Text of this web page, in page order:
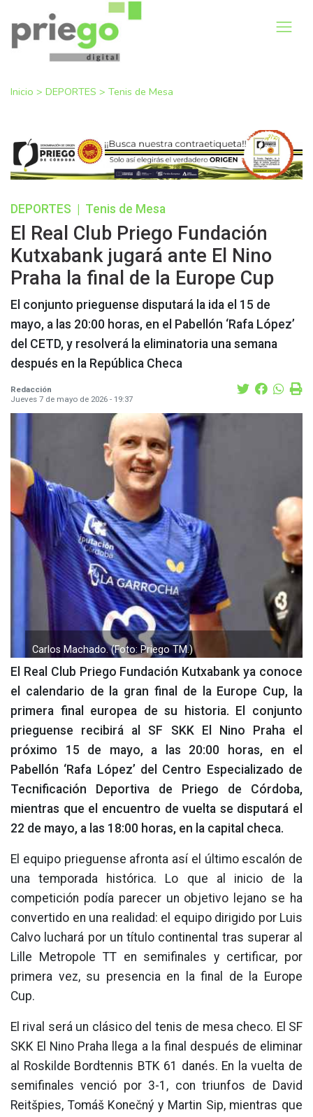
Inicio > DEPORTES > Tenis de Mesa
DEPORTES Tenis de Mesa
El Real Club Priego Fundación
Kutxabank jugará ante El Nino
Praha la final de la Europe Cup
El conjunto prieguense disputará la ida el 15 de
mayo, a las 20:00 horas, en el Pabellón ‘Rafa López’
del CETD, y resolverá la eliminatoria una semana
después en la República Checa
Redacción
Jueves 7 de mayo de 2026 - 19:37
Carlos Machado. (Foto: Priego TM.)
El Real Club Priego Fundación Kutxabank ya conoce
el calendario de la gran final de la Europe Cup, la
primera final europea de su historia. El conjunto
prieguense recibirá al SF SKK El Nino Praha el
próximo 15 de mayo, a las 20:00 horas, en el
Pabellón ‘Rafa López’ del Centro Especializado de
Tecnificación Deportiva de Priego de Córdoba,
mientras que el encuentro de vuelta se disputará el
22 de mayo, a las 18:00 horas, en la capital checa.
El equipo prieguense afronta así el último escalón de
una temporada histórica. Lo que al inicio de la
competición podía parecer un objetivo lejano se ha
convertido en una realidad: el equipo dirigido por Luis
Calvo luchará por un título continental tras superar al
Lille Metropole TT en semifinales y certificar, por
primera vez, su presencia en la final de la Europe
Cup.
El rival será un clásico del tenis de mesa checo. El SF
SKK El Nino Praha llega a la final después de eliminar
al Roskilde Bordtennis BTK 61 danés. En la vuelta de
semifinales venció por 3-1, con triunfos de David
Reitšpies, Tomáš Konečný y Martin Sip, mientras que